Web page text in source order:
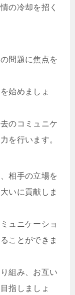
の冷却を招く
問題に焦点を
始めましょ
のコミュニケ
を行います。
相手の立場を
いに貢献しま
ュニケーショ
ことができま
組み、お互い
指しましょ